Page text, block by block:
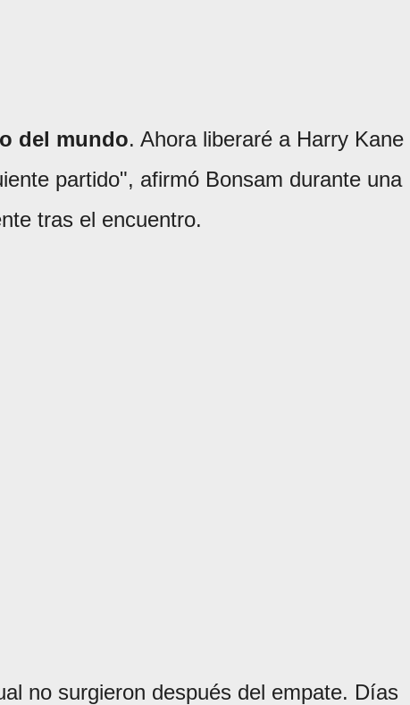
del mundo. Ahora liberaré a Harry Kane
partido", afirmó Bonsam durante una
tras el encuentro.
no surgieron después del empate. Días